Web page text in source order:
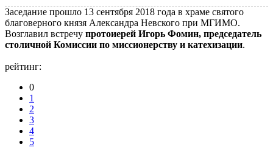
Заседание прошло 13 сентября 2018 года в храме святого
благоверного князя Александра Невского при МГИМО.
Возглавил встречу протоиерей Игорь Фомин, председатель
столичной Комиссии по миссионерству и катехизации.
рейтинг:
0
1
2
3
4
5